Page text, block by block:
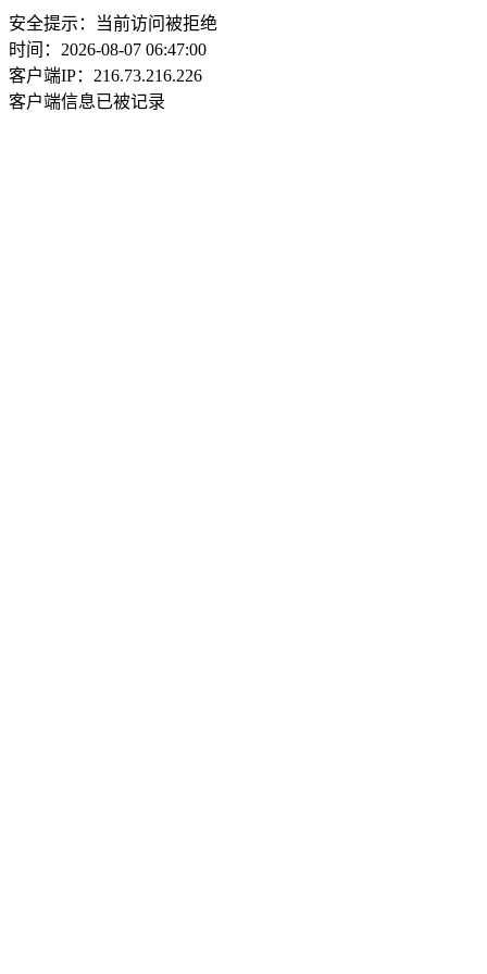
安全提示：当前访问被拒绝
时间：2026-08-07 06:47:00
客户端IP：216.73.216.226
客户端信息已被记录